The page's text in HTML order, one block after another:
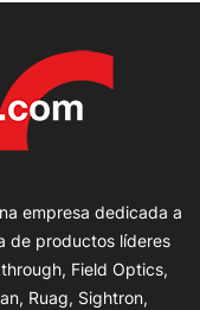
empresa dedicada a
de productos líderes
Field Optics,
Ruag, Sightron,